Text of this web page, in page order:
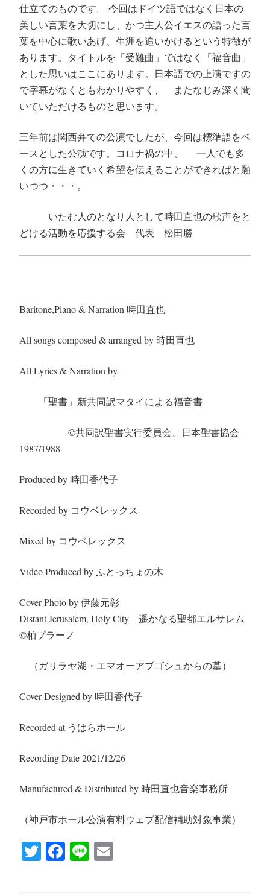
仕立てのものです。 今回はドイツ語ではなく日本の
美しい言葉を大切にし、かつ主人公イエスの語った言
葉を中心に歌いあげ、生涯を追いかけるという特徴が
あります。タイトルを「受難曲」ではなく「福音曲」
とした思いはここにあります。日本語での上演ですの
で字幕がなくともわかりやすく、 またなじみ深く聞
いていただけるものと思います。
三年前は関西弁での公演でしたが、今回は標準語をベ
ースとした公演です。コロナ禍の中、
一人でも多
くの方に生きていく希望を伝えることができればと願
いつつ・・・。
いたむ人のとなり人として時田直也の歌声をと
どける活動を応援する会 代表 松田勝
Baritone,Piano & Narration 時田直也
All songs composed & arranged by 時田直也
All Lyrics & Narration by
「聖書」新共同訳マタイによる福音書
©︎共同訳聖書実行委員会、日本聖書協会
1987/1988
Produced by 時田香代子
Recorded by コウベレックス
Mixed by コウベレックス
Video Produced by ふとっちょの木
Cover Photo by 伊藤元彰
Distant Jerusalem, Holy City 遥かなる聖都エルサレム
©︎柏プラーノ
（ガリラヤ湖・エマオーアブゴシュからの墓）
Cover Designed by 時田香代子
Recorded at うはらホール
Recording Date 2021/12/26
Manufactured & Distributed by 時田直也音楽事務所
（神戸市ホール公演有料ウェブ配信補助対象事業）
T Fa Li